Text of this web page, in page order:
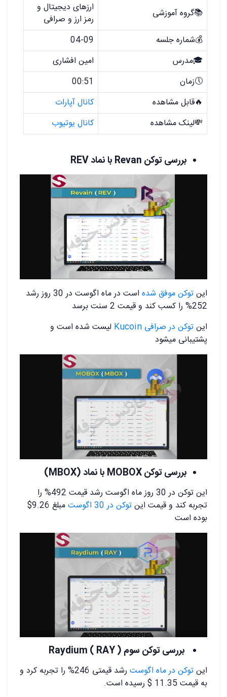
📚گروه آموزشی
ارزهای دیجیتال و
رمز ارز و صرافی
💰شماره جلسه
04-09
🎓مدرس
امین افشاری
🕔زمان
00:51
🔥قابل مشاهده
کانال آپارات
💸لینک مشاهده
کانال یوتیوب
بررسی توکن Revan با نماد REV
اینتوکن موفق شده
است در ماه اگوست در 30 روز رشد
252% را کسب کند و قیمت 2 سنت برسد
اینتوکن در صرافی Kucoin
لیست شده است و
پشتیبانی میشود
بررسی توکن MOBOX با نماد (MBOX)
این توکن در 30 روز ماه اگوست رشد قیمت 492% را
تجربه کند و قیمت اینتوکن در 30 اگوست
مبلغ 9.26$
بوده است
بررسی توکن سوم Raydium ( RAY )
اینتوکن در ماه اگوست
رشد قیمتی 246% را تجربه کرد و
به قیمت 11.35 $ رسیده است.